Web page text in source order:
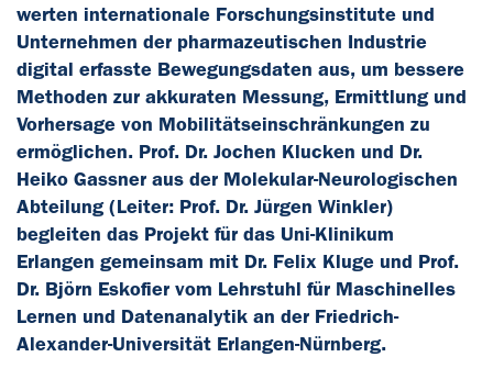
werten internationale Forschungsinstitute und
Unternehmen der pharmazeutischen Industrie
digital erfasste Bewegungsdaten aus, um bessere
Methoden zur akkuraten Messung, Ermittlung und
Vorhersage von Mobilitätseinschränkungen zu
ermöglichen. Prof. Dr. Jochen Klucken und Dr.
Heiko Gassner aus der Molekular-Neurologischen
Abteilung (Leiter: Prof. Dr. Jürgen Winkler)
begleiten das Projekt für das Uni-Klinikum
Erlangen gemeinsam mit Dr. Felix Kluge und Prof.
Dr. Björn Eskofier vom Lehrstuhl für Maschinelles
Lernen und Datenanalytik an der Friedrich-
Alexander-Universität Erlangen-Nürnberg.